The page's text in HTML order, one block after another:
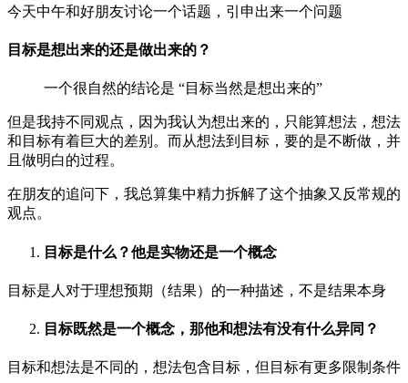
今天中午和好朋友讨论一个话题，引申出来一个问题
目标是想出来的还是做出来的？
一个很自然的结论是 “目标当然是想出来的”
但是我持不同观点，因为我认为想出来的，只能算想法，想法
和目标有着巨大的差别。而从想法到目标，要的是不断做，并
且做明白的过程。
在朋友的追问下，我总算集中精力拆解了这个抽象又反常规的
观点。
目标是什么？他是实物还是一个概念
目标是人对于理想预期（结果）的一种描述，不是结果本身
目标既然是一个概念，那他和想法有没有什么异同？
目标和想法是不同的，想法包含目标，但目标有更多限制条件